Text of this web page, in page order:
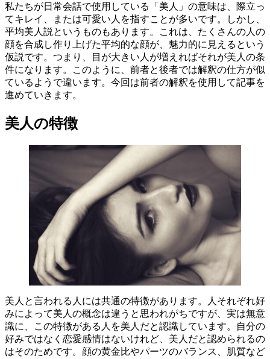
私たちが日常会話で使用している「美人」の意味は、際立っ
てキレイ、または可愛い人を指すことが多いです。しかし、
平均美人説というものもあります。これは、たくさんの人の
顔を合成し作り上げた平均的な顔が、魅力的に見えるという
仮説です。つまり、目が大きい人が増えればそれが美人の条
件になります。このように、前者と後者では解釈の仕方が似
ているようで違います。今回は前者の解釈を使用して記事を
進めていきます。
美人の特徴
美人と言われる人には共通の特徴があります。人それぞれ好
みによって美人の概念は違うと思われがちですが、実は無意
識に、この特徴がある人を美人だと認識しています。自分の
好みではなく恋愛感情はないけれど、美人だと認められるの
はそのためです。顔の黄金比やパーツのバランス、肌質など